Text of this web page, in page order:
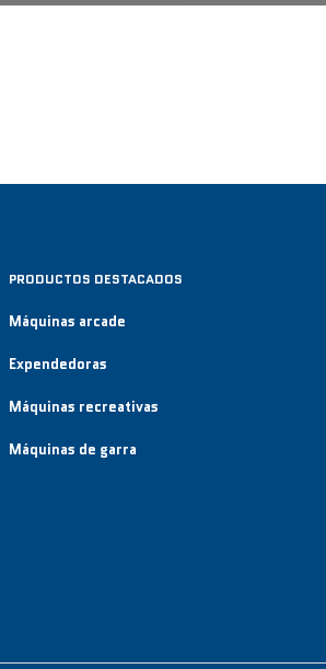
PRODUCTOS DESTACADOS
Máquinas arcade
Expendedoras
Máquinas recreativas
Máquinas de garra